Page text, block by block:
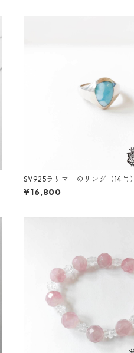
SV925ラリマーのリング（14号）
¥16,800